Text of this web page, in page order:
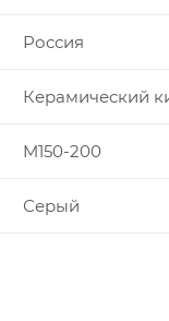
Россия
Керамический
M150-200
Серый